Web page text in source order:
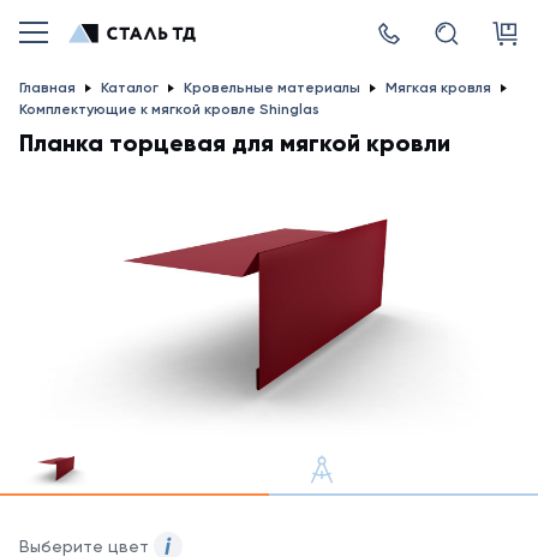
Главная Каталог Кровельные материалы
Мягкая кровля
Комплектующие к мягкой кровле Shinglas
Планка торцевая для мягкой кровли
Выберите цвет